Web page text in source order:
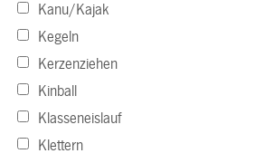
Kanu/Kajak
Kegeln
Kerzenziehen
Kinball
Klasseneislauf
Klettern